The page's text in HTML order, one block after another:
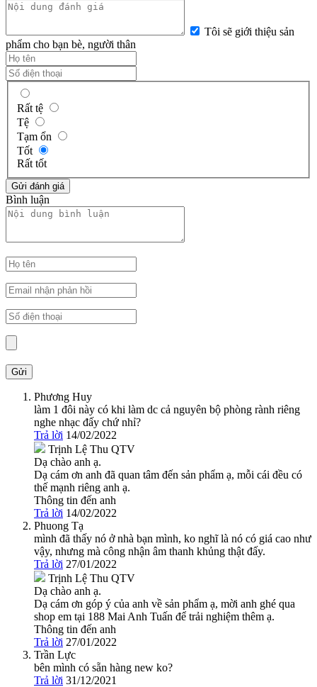
Tôi sẽ giới thiệu sản
phẩm cho bạn bè, người thân
Rất tệ
Tệ
Tạm ổn
Tốt
Rất tốt
Bình luận
Phương Huy
làm 1 đôi này có khi làm dc cả nguyên bộ phòng rành riêng
nghe nhạc đấy chứ nhỉ?
Trả lời 14/02/2022
Trịnh Lệ Thu QTV
Dạ chào anh ạ.
Dạ cám ơn anh đã quan tâm đến sản phẩm ạ, mỗi cái đều có
thế mạnh riêng anh ạ.
Thông tin đến anh
Trả lời 14/02/2022
Phuong Tạ
mình đã thấy nó ở nhà bạn mình, ko nghĩ là nó có giá cao như
vậy, nhưng mà công nhận âm thanh khủng thật đấy.
Trả lời 27/01/2022
Trịnh Lệ Thu QTV
Dạ chào anh ạ.
Dạ cám ơn góp ý của anh về sản phẩm ạ, mời anh ghé qua
shop em tại 188 Mai Anh Tuấn để trải nghiệm thêm ạ.
Thông tin đến anh
Trả lời 27/01/2022
Trần Lực
bên mình có sẵn hàng new ko?
Trả lời 31/12/2021